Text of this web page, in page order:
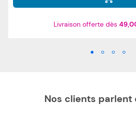
Livraison offerte dès
Nos clients parlent